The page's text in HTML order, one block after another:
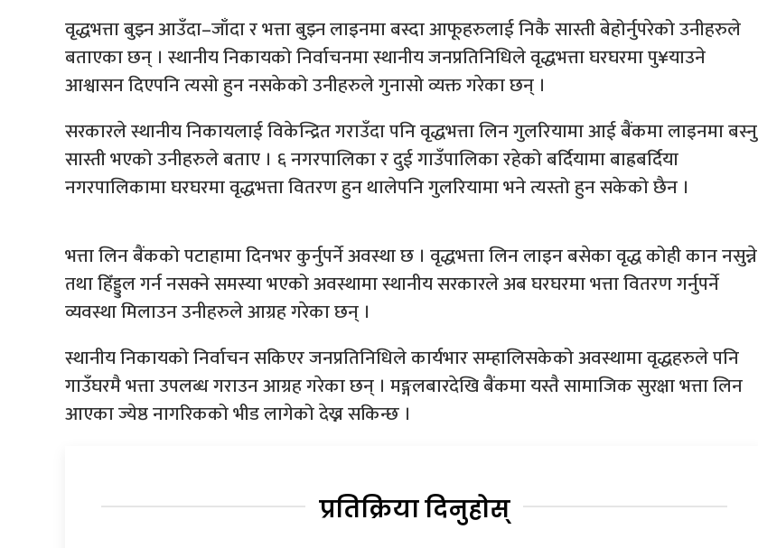
वृद्धभत्ता बुझ्न आउँदा–जाँदा र भत्ता बुझ्न लाइनमा बस्दा आफूहरुलाई निकै सास्ती बेहोर्नुपरेको उनीहरुले
बताएका छन् । स्थानीय निकायको निर्वाचनमा स्थानीय जनप्रतिनिधिले वृद्धभत्ता घरघरमा पु¥याउने
आश्वासन दिएपनि त्यसो हुन नसकेको उनीहरुले गुनासो व्यक्त गरेका छन् ।
सरकारले स्थानीय निकायलाई विकेन्द्रित गराउँदा पनि वृद्धभत्ता लिन गुलरियामा आई बैंकमा लाइनमा बस्नु
सास्ती भएको उनीहरुले बताए । ६ नगरपालिका र दुई गाउँपालिका रहेको बर्दियामा बाह्रबर्दिया
नगरपालिकामा घरघरमा वृद्धभत्ता वितरण हुन थालेपनि गुलरियामा भने त्यस्तो हुन सकेको छैन ।
भत्ता लिन बैंकको पटाहामा दिनभर कुर्नुपर्ने अवस्था छ । वृद्धभत्ता लिन लाइन बसेका वृद्ध कोही कान नसुन्ने
तथा हिँड्डुल गर्न नसक्ने समस्या भएको अवस्थामा स्थानीय सरकारले अब घरघरमा भत्ता वितरण गर्नुपर्ने
व्यवस्था मिलाउन उनीहरुले आग्रह गरेका छन् ।
स्थानीय निकायको निर्वाचन सकिएर जनप्रतिनिधिले कार्यभार सम्हालिसकेको अवस्थामा वृद्धहरुले पनि
गाउँघरमै भत्ता उपलब्ध गराउन आग्रह गरेका छन् । मङ्गलबारदेखि बैंकमा यस्तै सामाजिक सुरक्षा भत्ता लिन
आएका ज्येष्ठ नागरिकको भीड लागेको देख्न सकिन्छ ।
प्रतिक्रिया दिनुहोस्